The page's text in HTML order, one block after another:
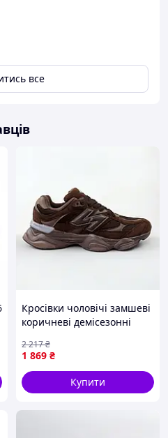
все
Кросівки чоловічі замшеві
коричневі демісезонні
1 869 ₴
2 217₴
Купити